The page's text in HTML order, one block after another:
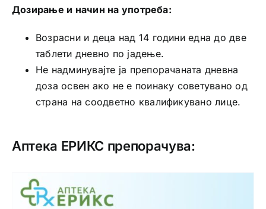
Дозирање и начин на употреба:
Возрасни и деца над 14 години една до две
таблети дневно по јадење.
Не надминувајте ја препорачаната дневна
доза освен ако не е поинаку советувано од
страна на соодветно квалификувано лице.
Аптека ЕРИКС препорачува: